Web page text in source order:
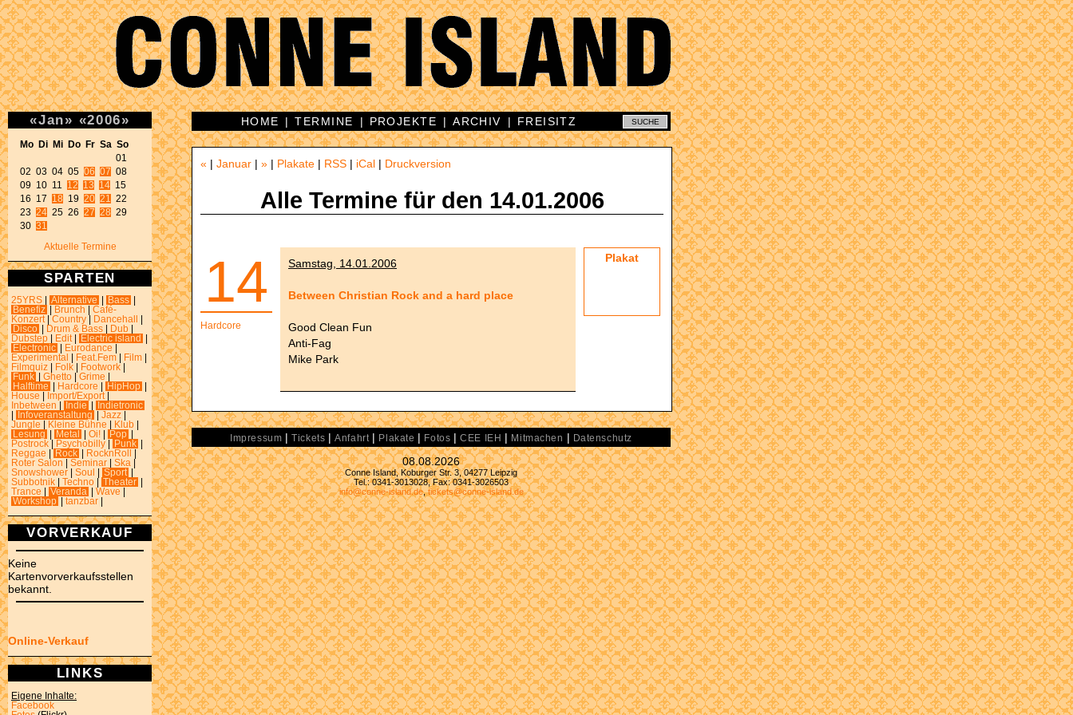
«Jan» «2006»
Mo Di Mi Do Fr Sa So
01
02 03 04 05 06 07 08
09 10 11 12 13 14 15
16 17 18 19 20 21
22
23 24 25 26 27 28 29
30 31
Aktuelle Termine
SPARTEN
25YRS Alternative Bass
Benefiz
Brunch
Café-
Konzert
Country Dancehall
Disco
Drum & Bass Dub
Dubstep
Edit Electric island
Electronic
Eurodance
Experimental
Feat.Fem Film
Filmquiz
Folk Footwork
Funk
Ghetto Grime
Halftime
Hardcore HipHop
House
Import/Export
Inbetween
Indie
Indietronic
Infoveranstaltung Jazz
Jungle
Kleine Bühne Klub
Lesung
Metal Oi! Pop
Postrock
Psychobilly Punk
Reggae
Rock RocknRoll
Roter Salon
Seminar Ska
Snowshower
Soul Sport
Subbotnik
Techno Theater
Trance
Veranda Wave
Workshop
tanzbar
VORVERKAUF
Keine
Kartenvorverkaufsstellen
bekannt.
Online-Verkauf
LINKS
Eigene Inhalte:
Facebook
HOME |TERMINE | PROJEKTE |ARCHIV | FREISITZ
« | Januar | » | Plakate | RSS | iCal | Druckversion
Alle Termine für den 14.01.2006
14
Hardcore
Plakat
Samstag, 14.01.2006
Between Christian Rock and a hard place
Good Clean Fun
Anti-Fag
Mike Park
Impressum |Tickets |Anfahrt | Plakate | Fotos |CEE IEH | Mitmachen | Datenschutz
08.08.2026
Conne Island, Koburger Str. 3, 04277 Leipzig
Tel.: 0341-3013028, Fax: 0341-3026503
info@conne-island.de,tickets@conne-island.de